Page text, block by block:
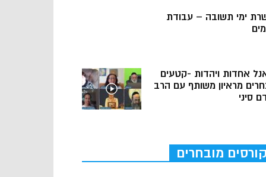
ימי תשובה – עבודת
אחדות ויהדות -קטעים
מראיון משותף עם הרב
סיני
קורסים מובחרים